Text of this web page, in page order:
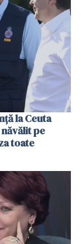
la Ceuta
pe
toate